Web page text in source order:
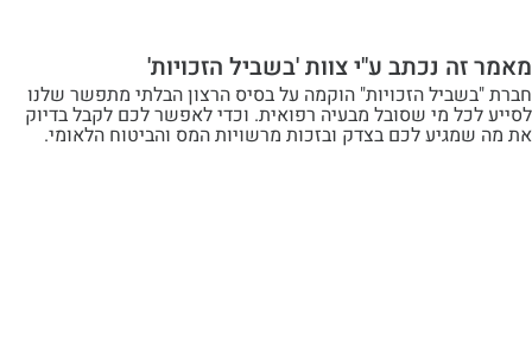
נכתב ע"י צוות 'בשביל הזכויות'
הזכויות" הוקמה על בסיס הרצון הבלתי מתפשר שלנו
מי שסובל מבעיה רפואית. וכדי לאפשר לכם לקבל בדיוק
לכם בצדק ובזכות מרשויות המס והביטוח הלאומי.